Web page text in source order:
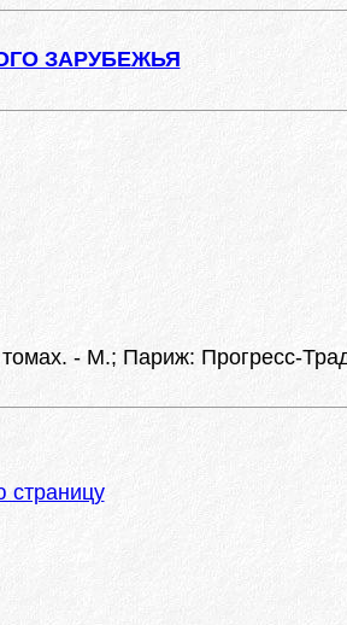
ЗАРУБЕЖЬЯ
- М.; Париж: Прогресс-
страницу